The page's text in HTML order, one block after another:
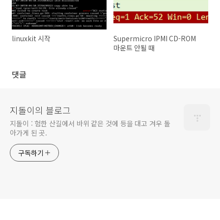
linuxkit 시작
Supermicro IPMI CD-ROM
마운트 안될 때
댓글
지돌이의 블로그
지돌이 : 험한 산길에서 바위 같은 것에 등을 대고 겨우 돌
아가게 된 곳.
구독하기